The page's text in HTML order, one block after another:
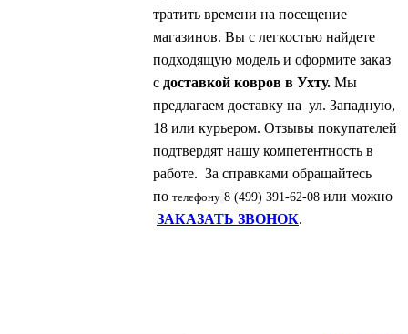
тратить времени на посещение
магазинов. Вы с легкостью найдете
подходящую модель и оформите заказ
с доставкой ковров в Ухту. Мы
предлагаем доставку на ул. Западную,
18 или курьером. Отзывы покупателей
подтвердят нашу компетентность в
работе. За справками обращайтесь
по телефону 8 (499) 391-62-08 или можно
ЗАКАЗАТЬ ЗВОНОК.